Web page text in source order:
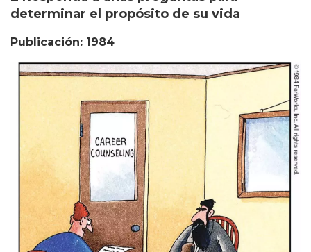
determinar el propósito de su vida
Publicación: 1984